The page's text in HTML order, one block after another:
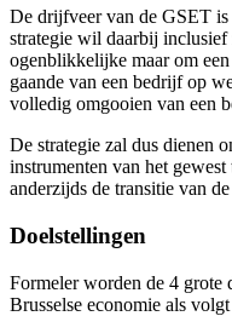
De drijfveer van de GSET
strategie wil daarbij
ogenblikkelijke maar om
gaande van een bedrijf op
volledig omgooien van een
De strategie zal dus dienen
instrumenten van het
anderzijds de transitie van
Doelstellingen
Formeler worden de 4 grote
Brusselse economie als